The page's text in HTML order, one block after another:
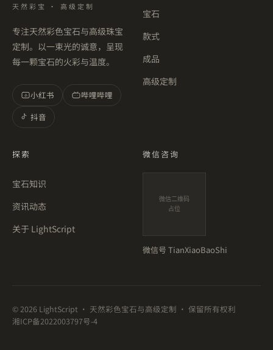
天然彩宝 · 高级定制
专注天然彩色宝石与高级珠宝
定制。以一束光的诚意，呈现
每一颗宝石的火彩与温度。
小 小红书
哔哩哔哩
抖音
宝石
款式
成品
高级定制
探索
宝石知识
资讯动态
关于 LightScript
微信咨询
微信二维码
占位
微信号 TianXiaoBaoShi
© 2026 LightScript · 天然彩色宝石与高级定制 · 保留所有权利
湘ICP备2022003797号-4